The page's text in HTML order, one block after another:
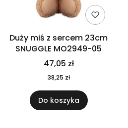
Duży miś z sercem 23cm
SNUGGLE MO2949-05
47,05 zł
38,25 zł
Do koszyka